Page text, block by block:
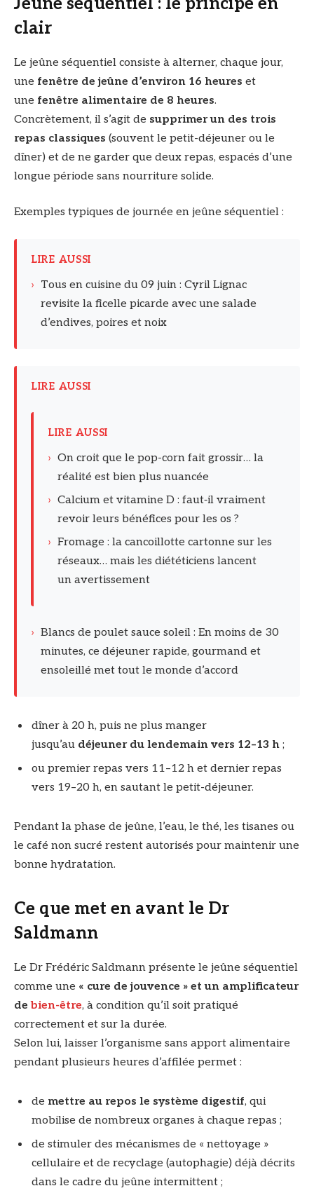
clair
Le jeûne séquentiel consiste à alterner, chaque jour,
une fenêtre de jeûne d’environ 16 heures et
une fenêtre alimentaire de 8 heures.
Concrètement, il s’agit de supprimer un des trois
repas classiques (souvent le petit-déjeuner ou le
dîner) et de ne garder que deux repas, espacés d’une
longue période sans nourriture solide.
Exemples typiques de journée en jeûne séquentiel :
LIRE AUSSI
› Tous en cuisine du 09 juin : Cyril Lignac
revisite la ficelle picarde avec une salade
d’endives, poires et noix
LIRE AUSSI
LIRE AUSSI
› On croit que le pop-corn fait grossir… la
réalité est bien plus nuancée
› Calcium et vitamine D : faut‑il vraiment
revoir leurs bénéfices pour les os ?
› Fromage : la cancoillotte cartonne sur les
réseaux… mais les diététiciens lancent
un avertissement
› Blancs de poulet sauce soleil : En moins de 30
minutes, ce déjeuner rapide, gourmand et
ensoleillé met tout le monde d’accord
dîner à 20 h, puis ne plus manger
jusqu’au déjeuner du lendemain vers 12–13 h ;
ou premier repas vers 11–12 h et dernier repas
vers 19–20 h, en sautant le petit-déjeuner.
Pendant la phase de jeûne, l’eau, le thé, les tisanes ou
le café non sucré restent autorisés pour maintenir une
bonne hydratation.
Ce que met en avant le Dr
Saldmann
Le Dr Frédéric Saldmann présente le jeûne séquentiel
comme une « cure de jouvence » et un amplificateur
debien-être, à condition qu’il soit pratiqué
correctement et sur la durée.
Selon lui, laisser l’organisme sans apport alimentaire
pendant plusieurs heures d’affilée permet :
de mettre au repos le système digestif, qui
mobilise de nombreux organes à chaque repas ;
de stimuler des mécanismes de « nettoyage »
cellulaire et de recyclage (autophagie) déjà décrits
dans le cadre du jeûne intermittent ;